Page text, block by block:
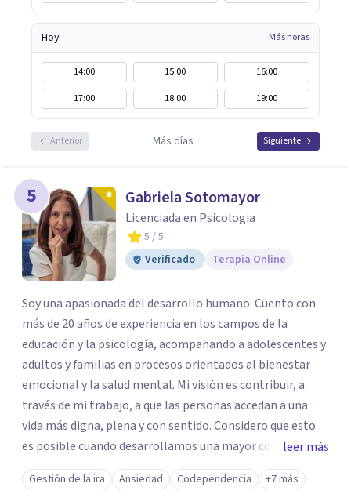
Hoy Más horas
14:00 15:00
16:00
17:00
18:00 19:00
Anterior Más días Siguiente
5 Gabriela Sotomayor
Licenciada en Psicologia
5 / 5
Verificado
Terapia Online
Soy una apasionada del desarrollo humano. Cuento con
más de 20 años de experiencia en los campos de la
educación y la psicología, acompañando a adolescentes y
adultos y familias en procesos orientados al bienestar
emocional y la salud mental. Mi visión es contribuir, a
través de mi trabajo, a que las personas accedan a una
vida más digna, plena y con sentido. Considero que esto
es posible cuando desarrollamos una mayor conciencia
de nuestro mundo interior y de la manera en que nuestras
experiencias influyen en nuestra forma de sentir, pensar y
leer más
Gestión de la ira Ansiedad Codependencia +7 más